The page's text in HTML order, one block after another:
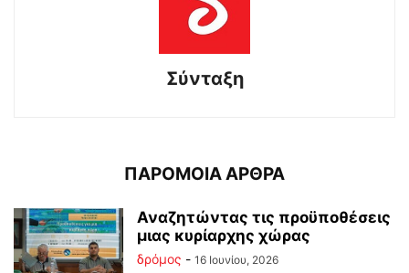
Σύνταξη
ΠΑΡΟΜΟΙΑ ΑΡΘΡΑ
Αναζητώντας τις προϋποθέσεις
μιας κυρίαρχης χώρας
δρόμος - 16 Ιουνίου, 2026